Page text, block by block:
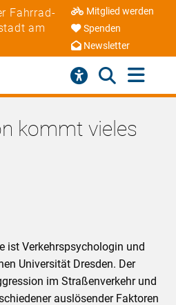
Fahrrad-
am
Mitglied werden
Spenden
Newsletter
kommt vieles
ist Verkehrspsychologin und
Universität Dresden. Der
im Straßenverkehr und
auslösender Faktoren